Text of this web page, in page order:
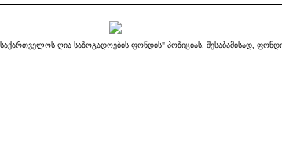
ღია საზოგადოების ფონდის" პოზიციას. შესაბამისად, ფონდი